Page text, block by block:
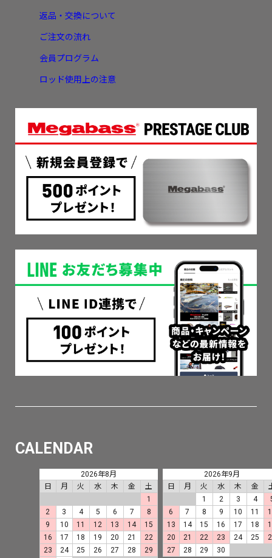
返品・交換について
ご注文の流れ
会員プログラム
ロッド使用上の注意
CALENDAR
2026年8月
日
月 火 水 木 金
土
1
2
3 4 5 6 7
8
9
10 11 12 13 14
15
16
17 18 19 20 21
22
23
24 25 26 27 28
29
2026年9月
日
月 火 水 木 金
1
2 3 4
6
7 8 9 10 11
13
14 15 16 17 18
20
21 22 23 24 25
27
28 29 30